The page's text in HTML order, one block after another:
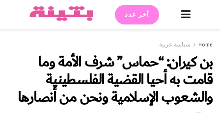
أخر عدد
Home سياسة عربية
بن كيران: “حماس” شرف الأمة وما
قامت به أحيا القضية الفلسطينية
والشعوب الإسلامية ونحن من أنصارها